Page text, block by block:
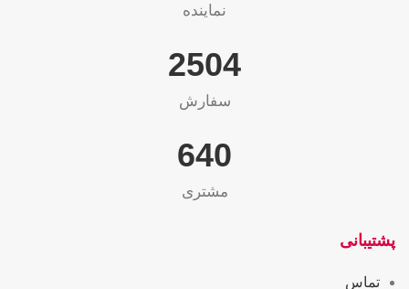
نماینده
2565
سفارش
655
مشتری
پشتیبانی
تماس